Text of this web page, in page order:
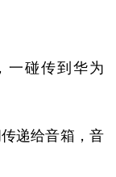
一碰传到华为
递给音箱，音